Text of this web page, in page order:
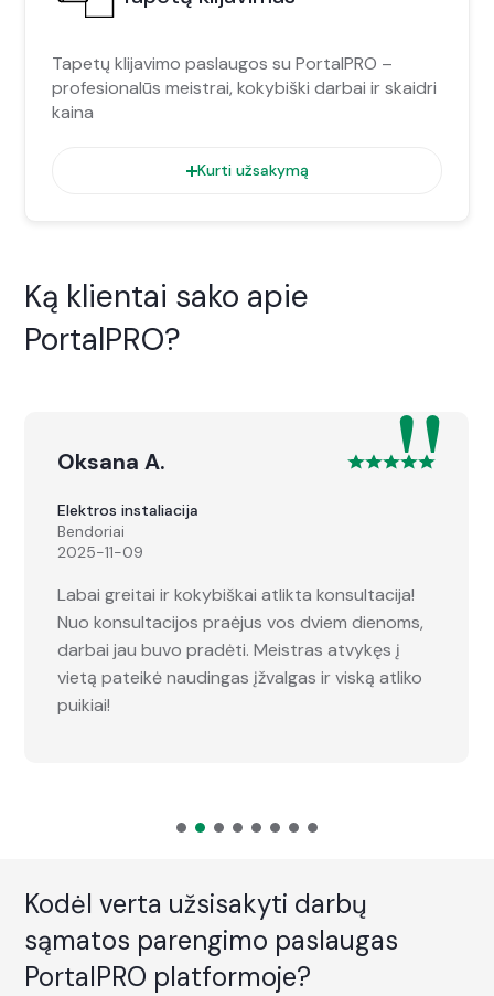
Tapetų klijavimo paslaugos su PortalPRO –
profesionalūs meistrai, kokybiški darbai ir skaidri
kaina
Kurti užsakymą
Ką klientai sako apie
PortalPRO?
"
Oksana A.
Elektros instaliacija
Bendoriai
2025-11-09
Labai greitai ir kokybiškai atlikta konsultacija!
Nuo konsultacijos praėjus vos dviem dienoms,
darbai jau buvo pradėti. Meistras atvykęs į
vietą pateikė naudingas įžvalgas ir viską atliko
puikiai!
Kodėl verta užsisakyti darbų
sąmatos parengimo paslaugas
PortalPRO platformoje?